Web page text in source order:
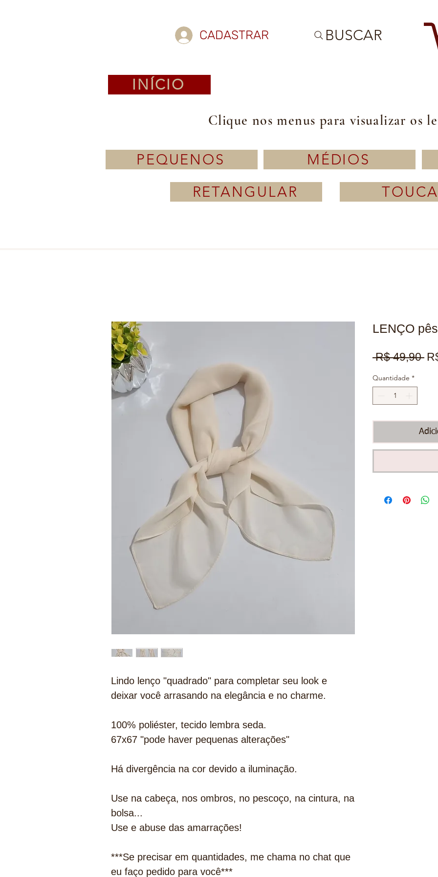
CADASTRAR BUSCAR
INÍCIO
Clique nos menus para visualizar os
PEQUENOS MÉDIOS
RETANGULAR
Lindo lenço "quadrado" para completar seu look e
deixar você arrasando na elegância e no charme.
100% poliéster, tecido lembra seda.
67x67 "pode haver pequenas alterações"
Há divergência na cor devido a iluminação.
Use na cabeça, nos ombros, no pescoço, na cintura, na
bolsa...
Use e abuse das amarrações!
***Se precisar em quantidades, me chama no chat que
eu faço pedido para você***
LENÇO
R$ 49,90
Quantidade *